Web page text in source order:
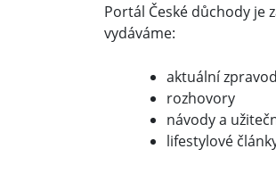
Portál České důchody je
vydáváme:
aktuální
rozhovory
návody a
lifestylové